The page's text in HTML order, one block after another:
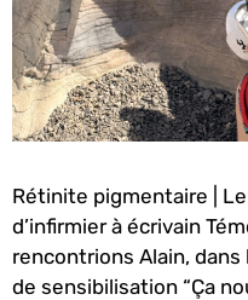
Rétinite pigmentaire | Le
d’infirmier à écrivain
rencontrions Alain,
de sensibilisation “Ça